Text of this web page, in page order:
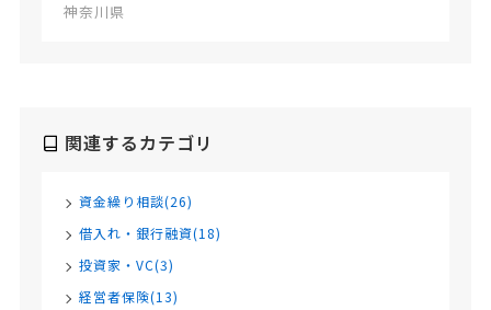
神奈川県
関連するカテゴリ
資金繰り相談(26)
借入れ・銀行融資(18)
投資家・VC(3)
経営者保険(13)